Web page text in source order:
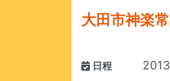
大田市神楽
日程